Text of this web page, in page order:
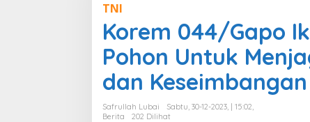
e
m
0
4
/
a
TNI
Korem 044/Gapo
Pohon Untuk
dan
Safrullah Lubai
Sabtu, 30-12-2023, | 15:02,
Berita
202 Dilihat